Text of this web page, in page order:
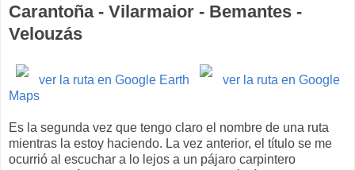
Carantoña - Vilarmaior - Bemantes -
Velouzás
ver la ruta en Google Earth
ver la ruta en Google
Maps
Es la segunda vez que tengo claro el nombre de una ruta
mientras la estoy haciendo. La vez anterior, el título se me
ocurrió al escuchar a lo lejos a un pájaro carpintero